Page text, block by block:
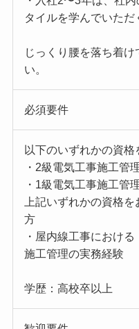
タイルを学んでいただ
じっくり腰を落ち着
い。
必須要件
以下のいずれかの資格
・2級電気工事施工管
・1級電気工事施工管
上記いずれかの資格
方
・屋内線工事における
施工管理の実務経験
学歴：高校卒以上